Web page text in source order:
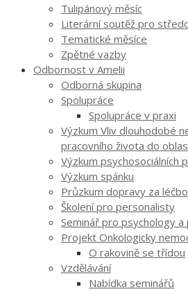
Tulipánový měsíc
Literární soutěž pro
Tematické měsíce
Zpětné vazby
Odbornost v Amelii
Odborná skupina
Spolupráce
Spolupráce v praxi
Výzkum Vliv dlouhodobé
pracovního života do
Výzkum psychosociálních
Výzkum spánku
Průzkum dopravy za
Školení pro personalisty
Seminář pro psychology
Projekt Onkologicky
O rakovině se třídou
Vzdělávání
Nabídka seminářů